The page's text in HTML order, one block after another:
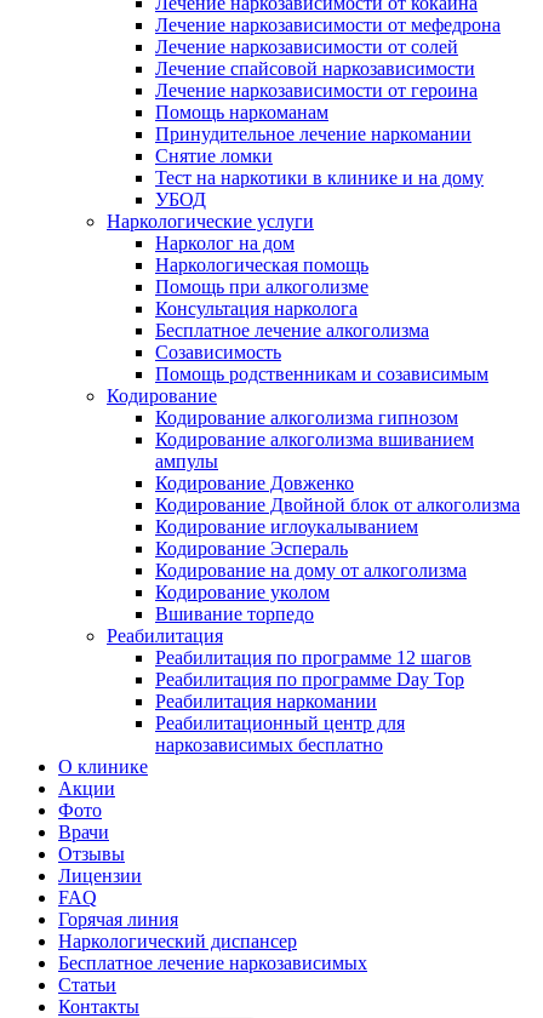
Лечение наркозависимости от мефедрона
Лечение наркозависимости от солей
Лечение спайсовой наркозависимости
Лечение наркозависимости от героина
Помощь наркоманам
Принудительное лечение наркомании
Снятие ломки
Тест на наркотики в клинике и на дому
УБОД
Наркологические услуги
Нарколог на дом
Наркологическая помощь
Помощь при алкоголизме
Консультация нарколога
Бесплатное лечение алкоголизма
Созависимость
Помощь родственникам и созависимым
Кодирование
Кодирование алкоголизма гипнозом
Кодирование алкоголизма вшиванием
ампулы
Кодирование Довженко
Кодирование Двойной блок от алкоголизма
Кодирование иглоукалыванием
Кодирование Эспераль
Кодирование на дому от алкоголизма
Кодирование уколом
Вшивание торпедо
Реабилитация
Реабилитация по программе 12 шагов
Реабилитация по программе Day Top
Реабилитация наркомании
Реабилитационный центр для
наркозависимых бесплатно
О клинике
Акции
Фото
Врачи
Отзывы
Лицензии
FAQ
Горячая линия
Наркологический диспансер
Бесплатное лечение наркозависимых
Статьи
Контакты